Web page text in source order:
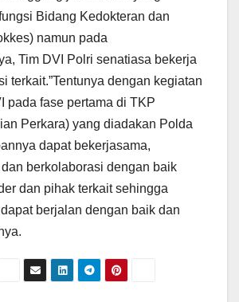
Bidang Kedokteran dan
namun pada
Tim DVI Polri senatiasa bekerja
terkait.”Tentunya dengan kegiatan
pada fase pertama di TKP
Perkara) yang diadakan Polda
dapat bekerjasama,
berkolaborasi dengan baik
dan pihak terkait sehingga
berjalan dengan baik dan